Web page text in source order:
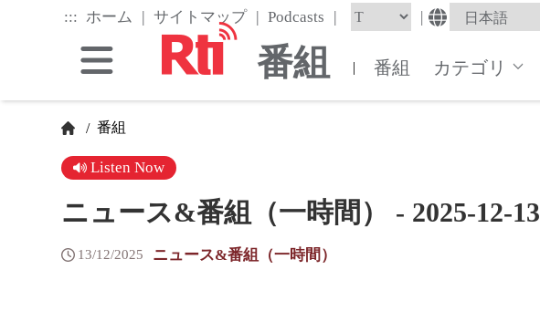
::: ホーム | サイトマップ | Podcasts | |
番組 | 番組 カテゴリ
/ 番組
Listen Now
ニュース&番組（一時間） - 2025-12-13
13/12/2025 ニュース&番組（一時間）